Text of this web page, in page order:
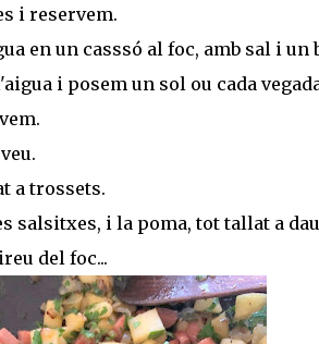
i reservem.
en un casssó al foc, amb sal i un
i posem un sol ou cada
a trossets.
salsitxes, i la poma, tot tallat a
del foc...